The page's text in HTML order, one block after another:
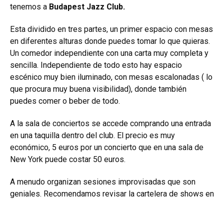
tenemos a Budapest Jazz Club.
Esta dividido en tres partes, un primer espacio con mesas
en diferentes alturas donde puedes tomar lo que quieras.
Un comedor independiente con una carta muy completa y
sencilla. Independiente de todo esto hay espacio
escénico muy bien iluminado, con mesas escalonadas ( lo
que procura muy buena visibilidad), donde también
puedes comer o beber de todo.
A la sala de conciertos se accede comprando una entrada
en una taquilla dentro del club. El precio es muy
económico, 5 euros por un concierto que en una sala de
New York puede costar 50 euros.
A menudo organizan sesiones improvisadas que son
geniales. Recomendamos revisar la cartelera de shows en